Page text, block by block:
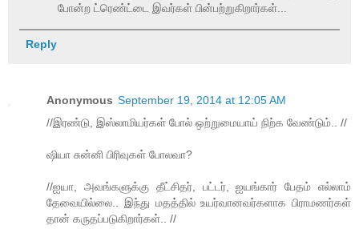
போன்ற ட்ரெண்ட்டை இவர்கள் பின்பற்றுகிறார்கள்...
Reply
Anonymous September 19, 2014 at 12:05 AM
//இரண்டு, இஸ்லாமியர்கள் போல் ஒற்றுமையாய் நிற்க வேண்டும்.. //
ஷியா சுன்னி பிரிவுகள் போலவா?
//ஐயா, அவங்களுக்கு தீட்சிதர், பட்டர், ஐயங்கார் பேதம் எல்லாம்
தேவையில்லை.. இந்து மதத்தில் உயர்வானவர்களாக பிராமணர்கள்
தான் கருதப்படுகிறார்கள்.. //